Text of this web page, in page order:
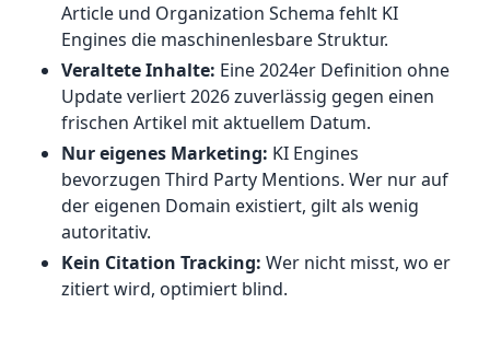
Article und Organization Schema fehlt KI
Engines die maschinenlesbare Struktur.
Veraltete Inhalte: Eine 2024er Definition ohne
Update verliert 2026 zuverlässig gegen einen
frischen Artikel mit aktuellem Datum.
Nur eigenes Marketing: KI Engines
bevorzugen Third Party Mentions. Wer nur auf
der eigenen Domain existiert, gilt als wenig
autoritativ.
Kein Citation Tracking: Wer nicht misst, wo er
zitiert wird, optimiert blind.